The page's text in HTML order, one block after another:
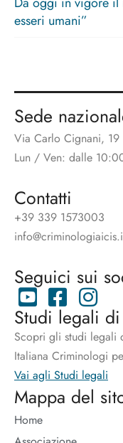
esseri umani”
Sede
Via Carlo Cignani, 19
Lun / Ven: dalle
Contatti
+39 339 1573003
Seguici sui
Studi legali
Scopri gli studi legali
Italiana Criminologi
Vai agli Studi legali
Mappa del
Home